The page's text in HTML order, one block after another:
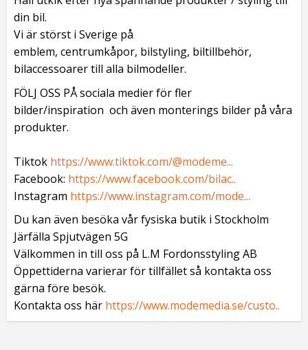
din bil.
Vi är störst i Sverige på
emblem, centrumkåpor, bilstyling, biltillbehör,
bilaccessoarer till alla bilmodeller.
FÖLJ OSS PÅ sociala medier för fler
bilder/inspiration och även monterings bilder på våra
produkter.
Tiktok https://www.tiktok.com/@modeme...
Facebook: https://www.facebook.com/bilac..
Instagram https://www.instagram.com/mode...
Du kan även besöka vår fysiska butik i Stockholm
Järfälla Spjutvägen 5G
Välkommen in till oss på L.M Fordonsstyling AB
Öppettiderna varierar för tillfället så kontakta oss
gärna före besök.
Kontakta oss här https://www.modemedia.se/custo..